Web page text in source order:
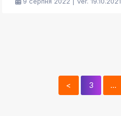
< 3 …